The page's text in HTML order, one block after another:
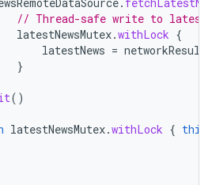
// Thread-safe write to
latestNewsMutex.withLock {
latestNews = networkResult
}
()
latestNewsMutex.withLock { this